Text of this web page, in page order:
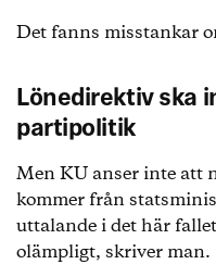
Det fanns misstankar
Lönedirektiv ska
partipolitik
Men KU anser inte att
kommer från
uttalande i det här
olämpligt, skriver man.